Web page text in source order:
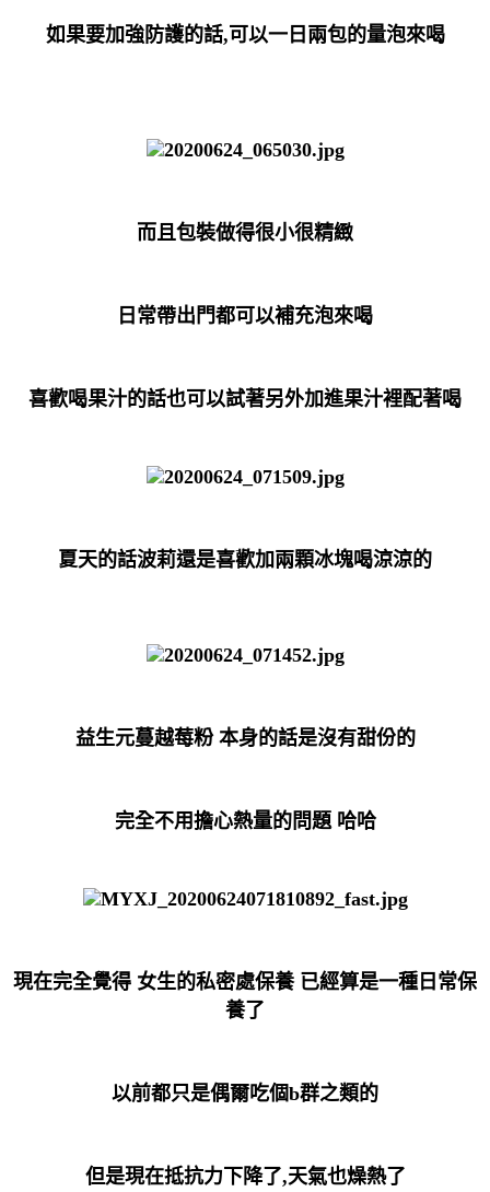
如果要加強防護的話,可以一日兩包的量泡來喝
而且包裝做得很小很精緻
日常帶出門都可以補充泡來喝
喜歡喝果汁的話也可以試著另外加進果汁裡配著喝
夏天的話波莉還是喜歡加兩顆冰塊喝涼涼的
益生元蔓越莓粉 本身的話是沒有甜份的
完全不用擔心熱量的問題 哈哈
現在完全覺得 女生的私密處保養 已經算是一種日常保
養了
以前都只是偶爾吃個b群之類的
但是現在抵抗力下降了,天氣也燥熱了